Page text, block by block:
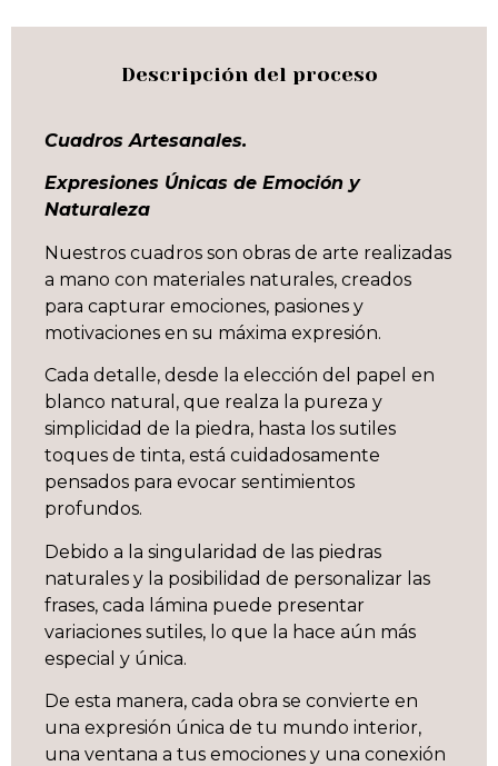
Descripción del proceso
Cuadros Artesanales.
Expresiones Únicas de Emoción y
Naturaleza
Nuestros cuadros son obras de arte realizadas
a mano con materiales naturales, creados
para capturar emociones, pasiones y
motivaciones en su máxima expresión.
Cada detalle, desde la elección del papel en
blanco natural, que realza la pureza y
simplicidad de la piedra, hasta los sutiles
toques de tinta, está cuidadosamente
pensados para evocar sentimientos
profundos.
Debido a la singularidad de las piedras
naturales y la posibilidad de personalizar las
frases, cada lámina puede presentar
variaciones sutiles, lo que la hace aún más
especial y única.
De esta manera, cada obra se convierte en
una expresión única de tu mundo interior,
una ventana a tus emociones y una conexión